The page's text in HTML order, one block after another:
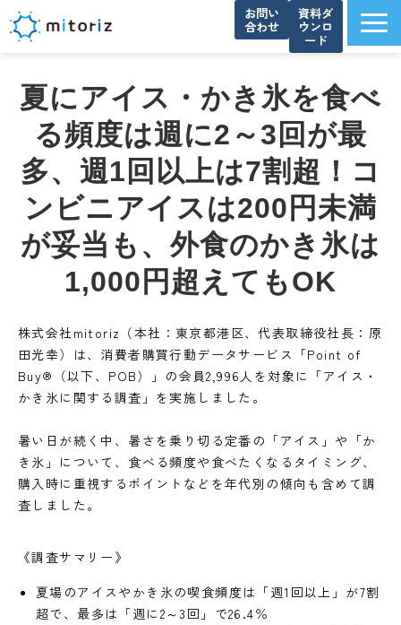
お問い
合わせ
資料ダ
ウンロ
ード
選ばれる理由
導入事例
ブログ
お知らせ
よくあるご質問
資料ダウンロード一覧
会社概要
夏にアイス・かき氷を食べ
る頻度は週に2～3回が最
多、週1回以上は7割超！コ
ンビニアイスは200円未満
が妥当も、外食のかき氷は
1,000円超えてもOK
株式会社mitoriz（本社：東京都港区、代表取締役社長：原
田光幸）は、消費者購買行動データサービス「Point of
Buy®（以下、POB）」の会員2,996人を対象に「アイス・
かき氷に関する調査」を実施しました。
暑い日が続く中、暑さを乗り切る定番の「アイス」や「か
き氷」について、食べる頻度や食べたくなるタイミング、
購入時に重視するポイントなどを年代別の傾向も含めて調
査しました。
《調査サマリー》
夏場のアイスやかき氷の喫食頻度は「週1回以上」が7割
超で、最多は「週に2～3回」で26.4％